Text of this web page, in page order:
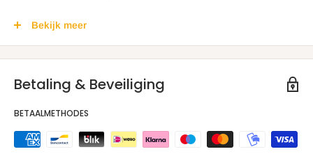
harde en zachte kazen, uien en courgette. Deze rasp snijdt
ingrediënten in fijne linten, ideaal voor gebruik bij het bakken en
Productdetails:
Afmetingen:30,5 cm x 6,6 cm x 2,5 cm
Raspoppervlakte:
13,3 cm x 6,6 cm
Bekijk meer
Betaling & Beveiliging
BETAALMETHODES